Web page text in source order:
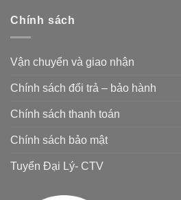
Chính sách
Vận chuyển và giao nhận
Chính sách đổi trả – bảo hành
Chính sách thanh toán
Chính sách bảo mật
Tuyển Đại Lý- CTV